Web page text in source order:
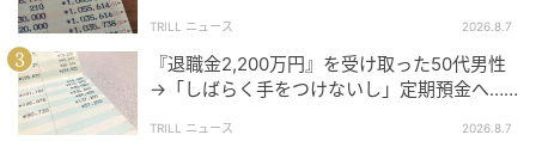
※所得税率は所得金額により変動します。
Hさんは「そっちの方が自分には向いていたかも」と
残念そうでした。
TRILL ニュース 2026.8.7
『退職金2,200万円』を受け取った50代男性
→「しばらく手をつけないし」定期預金へ…4
TRILL ニュース 2026.8.7